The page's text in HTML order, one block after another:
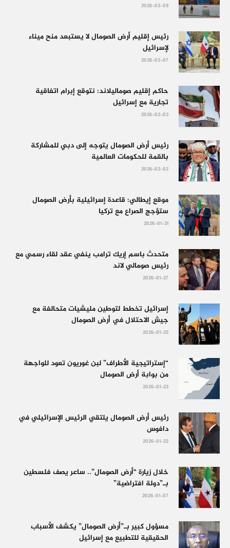
2026-02-09
رئيس إقليم أرض الصومال لا يستبعد منح ميناء
لإسرائيل
2026-02-07
حاكم إقليم صوماليلاند: نتوقع إبرام اتفاقية
تجارية مع إسرائيل
2026-02-03
رئيس أرض الصومال يتوجه إلى دبي للمشاركة
بالقمة للحكومات العالمية
2026-02-02
موقع إيطالي: قاعدة إسرائيلية بأرض الصومال
ستؤجج الصراع مع تركيا
2026-01-31
متحدث باسم إريك ترامب ينفي عقد لقاء رسمي مع
رئيس صومالي لاند
2026-01-27
إسرائيل تخطط لتوطين مليشيات متحالفة مع
جيش الاحتلال في أرض الصومال
2026-01-25
“إستراتيجية الأطراف” لبن غوريون تعود للواجهة
من بوابة أرض الصومال
2026-01-23
رئيس أرض الصومال يلتقي الرئيس الإسرائيلي في
دافوس
2026-01-22
خلال زيارة “أرض الصومال”.. ساعر يصف فلسطين
بـ”دولة افتراضية”
2026-01-07
مسؤول كبير بـ”أرض الصومال” يكشف الأسباب
الحقيقية للتطبيع مع إسرائيل